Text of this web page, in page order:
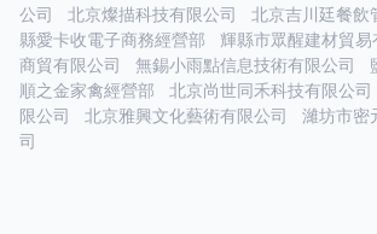
公司
北京燦描科技有限公司 北京吉川廷餐飲
縣愛卡收電子商務經營部
輝縣市眾醒建材貿易
商貿有限公司
無錫小雨點信息技術有限公司
順之金家禽經營部
北京尚世同禾科技有限公司
限公司
北京雅興文化藝術有限公司
濰坊市密
司